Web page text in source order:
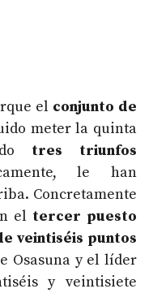
el conjunto de
meter la quinta
tres triunfos
le han
Concretamente
el tercer puesto
veintiséis puntos
Osasuna y el líder
y veintisiete